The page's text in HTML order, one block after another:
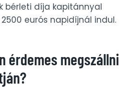
bérleti díja kapitánnyal
eurós napidíjnál indul.
érdemes megszállni